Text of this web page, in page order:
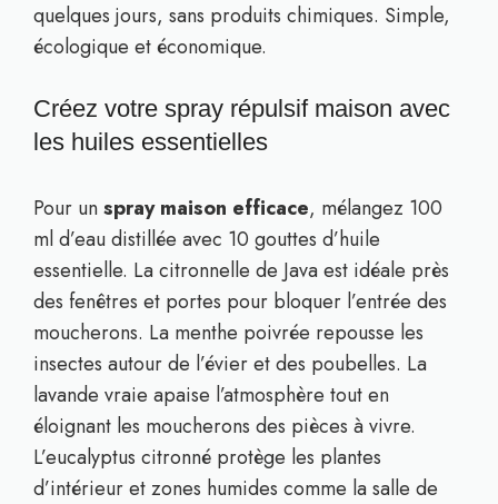
quelques jours, sans produits chimiques. Simple,
écologique et économique.
Créez votre spray répulsif maison avec
les huiles essentielles
Pour unspray maison efficace, mélangez 100
ml d’eau distillée avec 10 gouttes d’huile
essentielle. La citronnelle de Java est idéale près
des fenêtres et portes pour bloquer l’entrée des
moucherons. La menthe poivrée repousse les
insectes autour de l’évier et des poubelles. La
lavande vraie apaise l’atmosphère tout en
éloignant les moucherons des pièces à vivre.
L’eucalyptus citronné protège les plantes
d’intérieur et zones humides comme la salle de